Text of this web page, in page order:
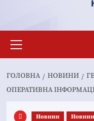
меню
ГОЛОВНА НОВИНИ
ОПЕРАТИВНА
Новини Новини